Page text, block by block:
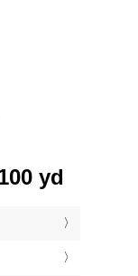
yd